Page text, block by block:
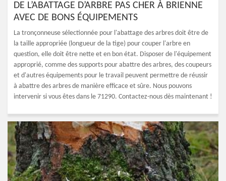
DE L’ABATTAGE D’ARBRE PAS CHER À BRIENNE
AVEC DE BONS ÉQUIPEMENTS
La tronçonneuse sélectionnée pour l'abattage des arbres doit être de
la taille appropriée (longueur de la tige) pour couper l'arbre en
question, elle doit être nette et en bon état. Disposer de l'équipement
approprié, comme des supports pour abattre des arbres, des coupeurs
et d'autres équipements pour le travail peuvent permettre de réussir
à abattre des arbres de manière efficace et sûre. Nous pouvons
intervenir si vous êtes dans le 71290. Contactez-nous dès maintenant !